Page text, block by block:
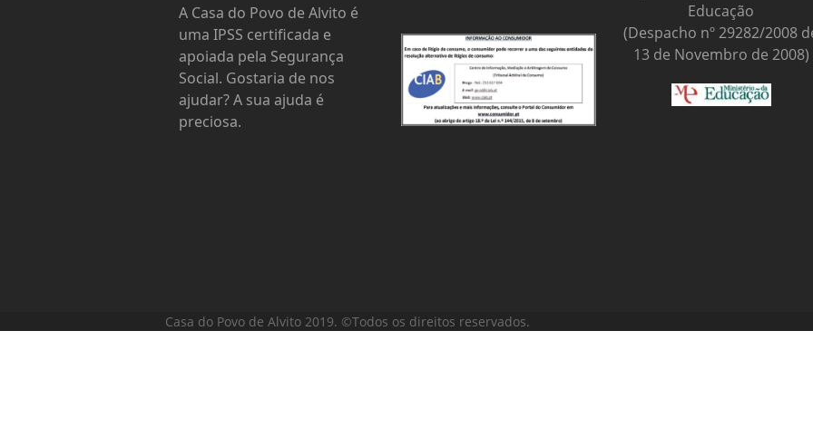
A Casa do Povo de Alvito é
uma IPSS certificada e
apoiada pela Segurança
Social. Gostaria de nos
ajudar? A sua ajuda é
preciosa.
Educação
(Despacho nº 29282/2008
13 de Novembro de 2008)
Casa do Povo de Alvito 2019. ©Todos os direitos reservados.